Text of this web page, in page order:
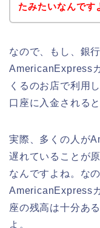
たみたいなんです
なので、もし、銀
AmericanExpress
くるのお店で利用
口座に入金される
実際、多くの人が
遅れていることが
なんですよね。な
AmericanExpress
座の残高は十分あ
よ。